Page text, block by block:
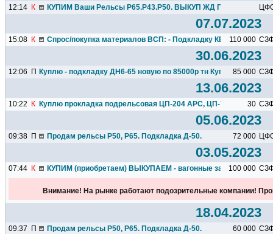
12:14 К КУПИМ Ваши Рельсы Р65.Р43.Р50. ВЫКУП ЖД ПУТЕЙ.
07.07.2023
15:08 К Спрос/покупка материалов ВСП: - Подкладку КБ65 бу от 1тн...
110 000
30.06.2023
12:06 П Куплю - подкладку ДН6-65 новую по 85000р тн Куплю - шуруп...
85 000
13.06.2023
10:22 К Куплю прокладка подрельсовая ЦП-204 АРС, ЦП-74, ЦП-363...
30
05.06.2023
09:38 П Продам рельсы Р50, Р65. Подкладка Д-50. 72 000
03.05.2023
07:44 К КУПИМ (приобретаем) ВЫКУПАЕМ - вагонные запчасти ж/д :
100 000
Внимание! На рынке работают подозрительные компании!
18.04.2023
09:37 П Продам рельсы Р50, Р65. Подкладка Д-50. 60 000